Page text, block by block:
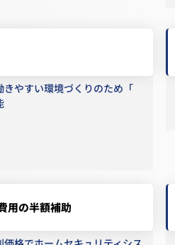
やすい環境づくりのため「
用の半額補助